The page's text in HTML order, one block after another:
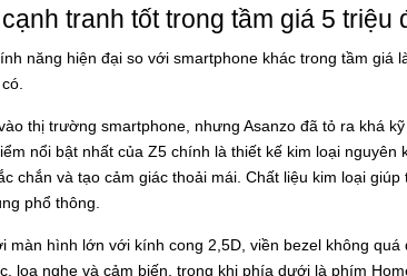
tranh tốt trong tầm giá 5 triệu
năng hiện đại so với smartphone khác trong tầm giá
thị trường smartphone, nhưng Asanzo đã tỏ ra khá
nổi bật nhất của Z5 chính là thiết kế kim loại nguyên
chắn và tạo cảm giác thoải mái. Chất liệu kim loại
phổ thông.
màn hình lớn với kính cong 2,5D, viền bezel không quá
loa nghe và cảm biến, trong khi phía dưới là phím